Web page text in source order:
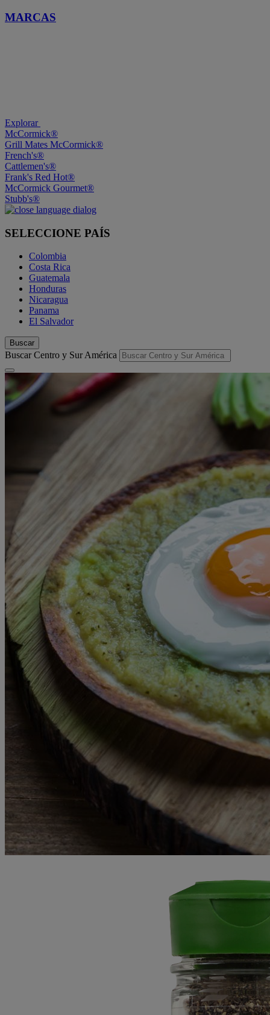
MARCAS
Explorar
McCormick®
Grill Mates McCormick®
French's®
Cattlemen's®
Frank's Red Hot®
McCormick Gourmet®
Stubb's®
SELECCIONE PAÍS
Colombia
Costa Rica
Guatemala
Honduras
Nicaragua
Panama
El Salvador
Buscar
Buscar Centro y Sur América